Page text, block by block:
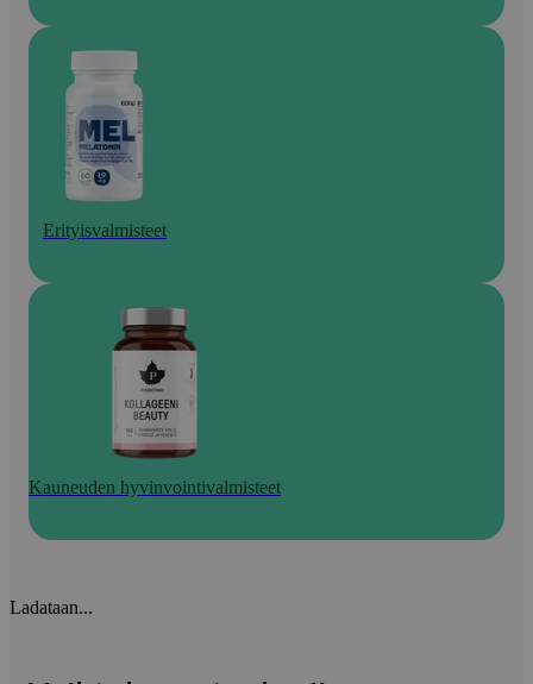
Erityisvalmisteet
Kauneuden hyvinvointivalmisteet
Ladataan...